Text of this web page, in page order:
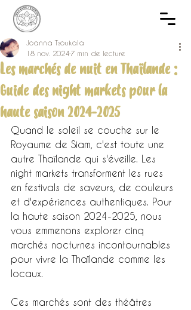
Les marchés de nuit en Thaïlande :
Guide des night markets pour la
haute saison 2024-2025
Joanna Tsoukala
18 nov. 2024 7 min de lecture
Quand le soleil se couche sur le
Royaume de Siam, c'est toute une
autre Thaïlande qui s'éveille. Les
night markets transforment les rues
en festivals de saveurs, de couleurs
et d'expériences authentiques. Pour
la haute saison 2024-2025, nous
vous emmenons explorer cinq
marchés nocturnes incontournables
pour vivre la Thaïlande comme les
locaux.
Ces marchés sont des théâtres